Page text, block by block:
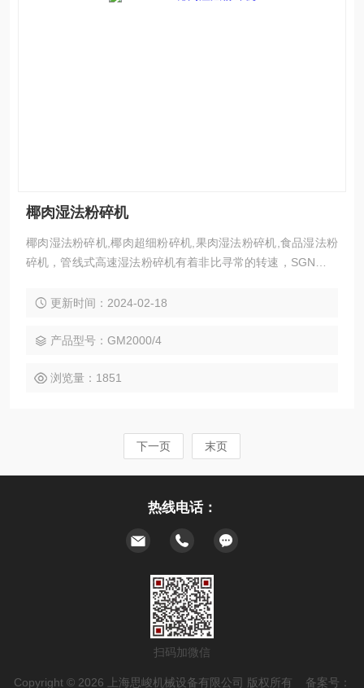
椰肉湿法粉碎机
椰肉湿法粉碎机,椰肉超细粉碎机,果肉湿法粉碎机,食品湿法粉
碎机，管线式高速湿法粉碎机有着非比寻常的转速，SGN工程
机，经过传 动后设备转速可以高达9000rpm。实践证明，在磨
散效果越好。
更新时间：2024-02-18
产品型号：GM2000/4
浏览量：1851
下一页 末页
热线电话：
扫码加微信
Copyright © 2026 上海思峻机械设备有限公司 版权所有 备案号：